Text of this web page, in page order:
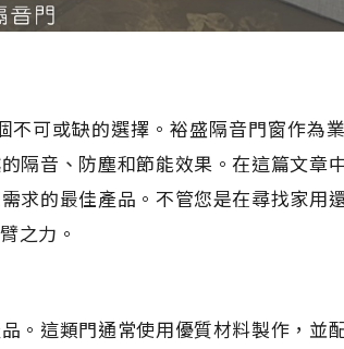
可或缺的選擇。裕盛隔音門窗作為
隔音、防塵和節能效果。在這篇文章
求的最佳產品。不管您是在尋找家用
之力。
。這類門通常使用優質材料製作，並